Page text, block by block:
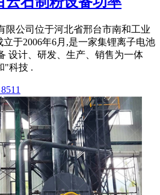
限公司位于河北省邢台市南和工业
立于2006年6月,是一家集锂离子电池
设计、研发、生产、销售为一体
"科技 .